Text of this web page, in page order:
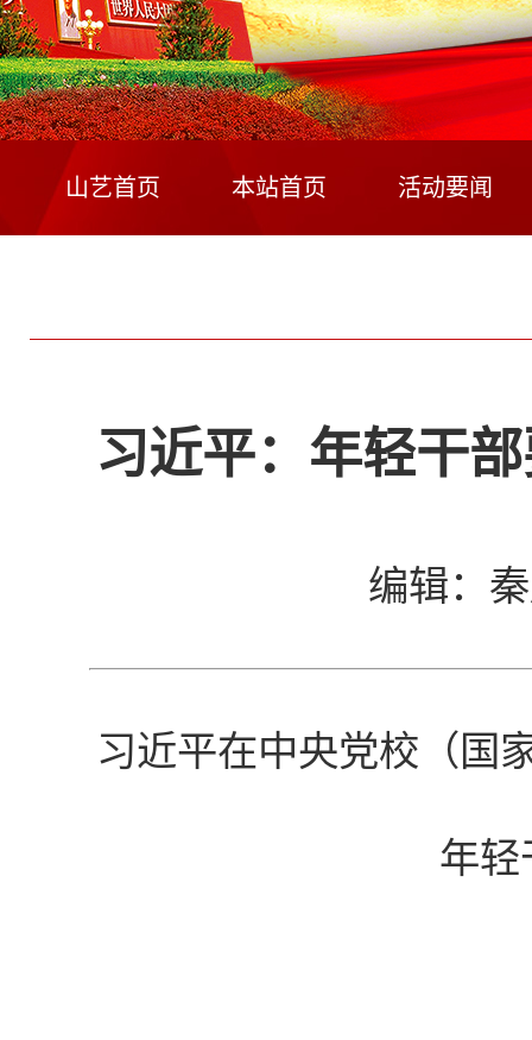
山艺首页 本站首页 活动要闻
习近平：年轻干
编辑：
习近平在中央党校（国
年轻